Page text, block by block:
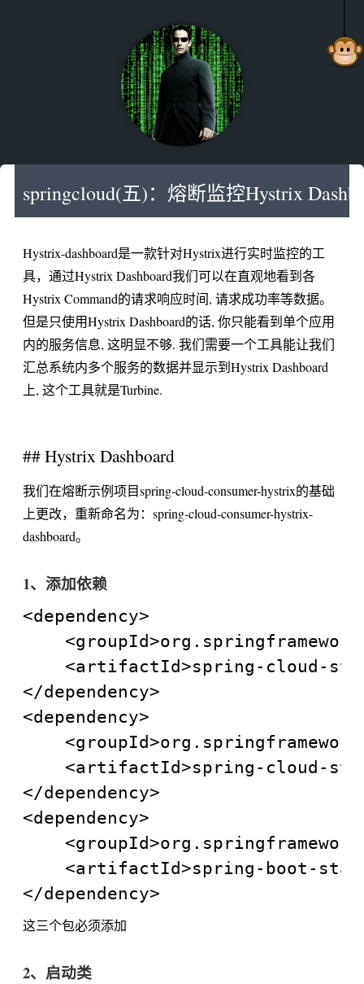
springcloud(五)：熔断监控Hystrix
Hystrix-dashboard是一款针对Hystrix进行实时监控的工
具，通过Hystrix Dashboard我们可以在直观地看到各
Hystrix Command的请求响应时间, 请求成功率等数据。
但是只使用Hystrix Dashboard的话, 你只能看到单个应用
内的服务信息, 这明显不够. 我们需要一个工具能让我们
汇总系统内多个服务的数据并显示到Hystrix Dashboard
上, 这个工具就是Turbine.
## Hystrix Dashboard
我们在熔断示例项目spring-cloud-consumer-hystrix的基础
上更改，重新命名为：spring-cloud-consumer-hystrix-
dashboard。
1、添加依赖
<dependency>
</dependency>
<dependency>
</dependency>
<dependency>
这三个包必须添加
2、启动类